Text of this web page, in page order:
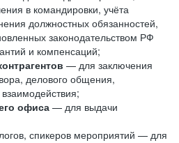
в командировки, учёта
должностных обязанностей,
законодательством РФ
и компенсаций;
— для заключения
делового общения,
офиса — для выдачи
спикеров мероприятий — для